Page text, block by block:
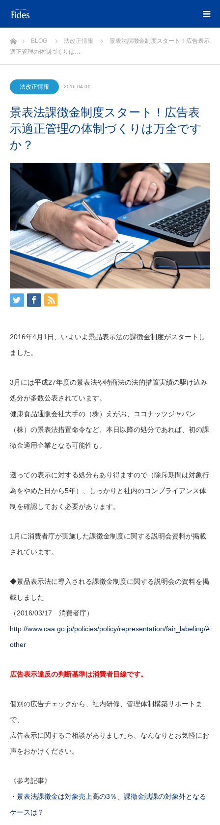
ホームBLOG 法改正情報
景表法課徴金制度スタート！広告表示
適正管理の体制づくりは…
法改正情報 2016.04.01
景表法課徴金制度スタート！広告表
示適正管理の体制づくりは万全です
か？
2016年4月1日、いよいよ景品表示法の課徴金制度がスタートし
ました。
3月には平成27年度の景表法や特商法の法的措置実績の駆け込み
処分が多数公表されています。
健康食品通販会社大手の（株）えがお、ココナッツジャパン
（株）の景表法措置命令など、本日以降の処分であれば、初の課
徴金適用企業となる可能性も。
遡っての表示に対する処分もあり得ますので（除斥期間は対象行
為をやめた日から5年）、しっかりと社内のコンプライアンス体
制を確認しておく必要があります。
1月に消費者庁が実施した課徴金制度に関する説明会資料が掲載
されています。
◆景品表示法に導入される課徴金制度に関する説明会の資料を掲
載しました
（2016/03/17 消費者庁）
http://www.caa.go.jp/policies/policy/representation/fair_labeling/#
other
広告表示違反の判断基準は消費者目線です。
個別の広告チェックから、社内研修、管理体制構築サポートま
で、
広告表示に関するご相談がありましたら、なんなりとお気軽にお
声をおかけください。
《参考記事》
・景表法課徴金は対象売上高の3％、課徴金賦課の対象外となる
ケースは？